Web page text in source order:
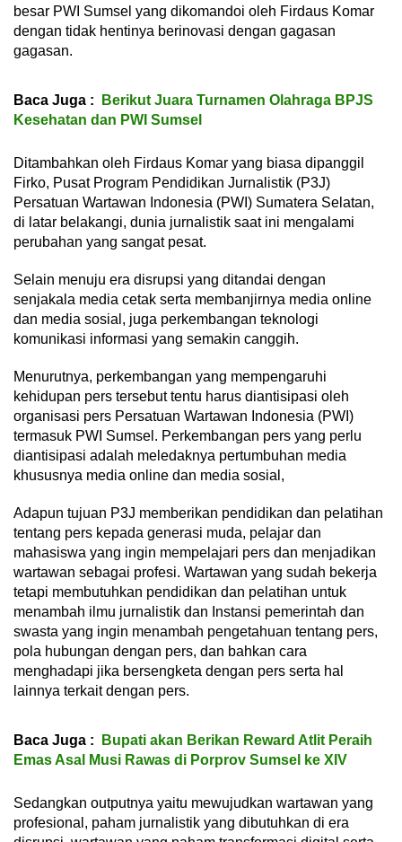
besar PWI Sumsel yang dikomandoi oleh Firdaus Komar
dengan tidak hentinya berinovasi dengan gagasan
gagasan.
Baca Juga :
Berikut Juara Turnamen Olahraga BPJS
Kesehatan dan PWI Sumsel
Ditambahkan oleh Firdaus Komar yang biasa dipanggil
Firko, Pusat Program Pendidikan Jurnalistik (P3J)
Persatuan Wartawan Indonesia (PWI) Sumatera Selatan,
di latar belakangi, dunia jurnalistik saat ini mengalami
perubahan yang sangat pesat.
Selain menuju era disrupsi yang ditandai dengan
senjakala media cetak serta membanjirnya media online
dan media sosial, juga perkembangan teknologi
komunikasi informasi yang semakin canggih.
Menurutnya, perkembangan yang mempengaruhi
kehidupan pers tersebut tentu harus diantisipasi oleh
organisasi pers Persatuan Wartawan Indonesia (PWI)
termasuk PWI Sumsel. Perkembangan pers yang perlu
diantisipasi adalah meledaknya pertumbuhan media
khususnya media online dan media sosial,
Adapun tujuan P3J memberikan pendidikan dan pelatihan
tentang pers kepada generasi muda, pelajar dan
mahasiswa yang ingin mempelajari pers dan menjadikan
wartawan sebagai profesi. Wartawan yang sudah bekerja
tetapi membutuhkan pendidikan dan pelatihan untuk
menambah ilmu jurnalistik dan Instansi pemerintah dan
swasta yang ingin menambah pengetahuan tentang pers,
pola hubungan dengan pers, dan bahkan cara
menghadapi jika bersengketa dengan pers serta hal
lainnya terkait dengan pers.
Baca Juga :
Bupati akan Berikan Reward Atlit Peraih
Emas Asal Musi Rawas di Porprov Sumsel ke XIV
Sedangkan outputnya yaitu mewujudkan wartawan yang
profesional, paham jurnalistik yang dibutuhkan di era